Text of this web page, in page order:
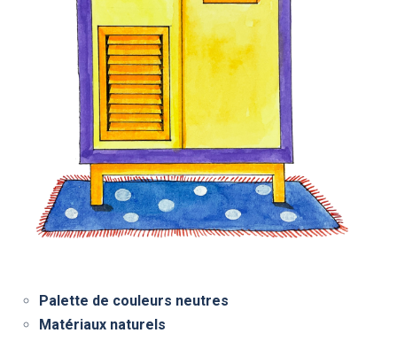
Palette de couleurs neutres
Matériaux naturels